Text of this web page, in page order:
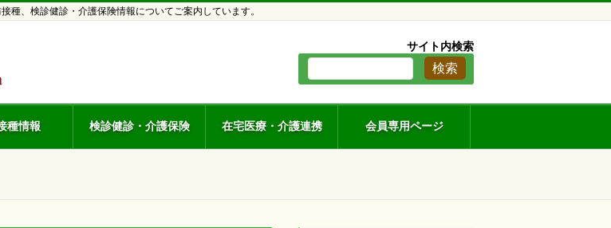
種、検診健診・介護保険情報についてご案内しています。
サイト内検索
種情報 検診健診・介護保険 在宅医療・介護連携 会員専用ページ